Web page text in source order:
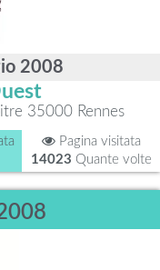
2008
35000 Rennes
Pagina visitata
14023 Quante volte